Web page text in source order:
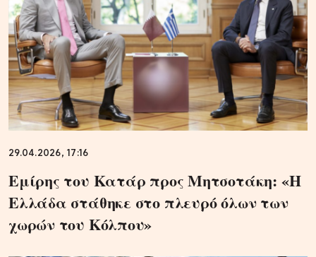
29.04.2026, 17:16
Εμίρης του Κατάρ προς Μητσοτάκη: «Η
Ελλάδα στάθηκε στο πλευρό όλων των
χωρών του Κόλπου»